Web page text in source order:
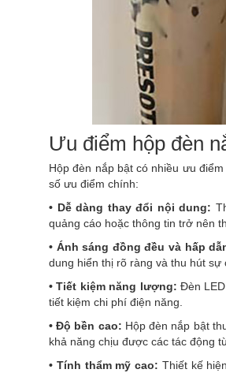
Ưu điểm hộp đèn
Hộp đèn nắp bật có nhiều ưu
số ưu điểm chính:
• Dễ dàng thay đổi nội dung:
quảng cáo hoặc thông tin trở nên
• Ánh sáng đồng đều và hấp
dung hiển thị rõ ràng và thu hút
•Tiết kiệm năng lượng: Đèn
tiết kiệm chi phí điện năng.
•Độ bền cao: Hộp đèn nắp bật
khả năng chịu được các tác động
• Tính thẩm mỹ cao: Thiết kế